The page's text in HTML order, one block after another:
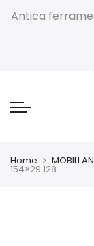
Antica
Home MOBILI
154×29 128